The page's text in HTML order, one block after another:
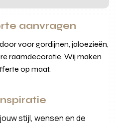
aanvragen
voor gordijnen, jaloezieën,
raamdecoratie. Wij maken
op maat.
stijl, wensen en de